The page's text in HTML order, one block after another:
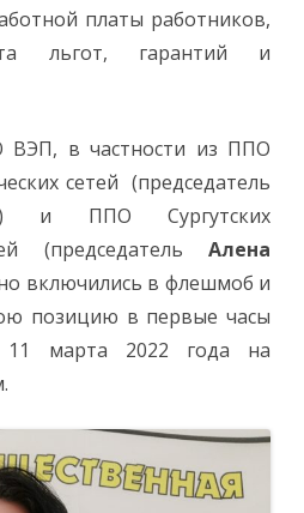
платы работников,
льгот, гарантий и
в частности из ППО
сетей (председатель
и ППО Сургутских
(председатель Алена
включились в флешмоб и
позицию в первые часы
11 марта 2022 года на